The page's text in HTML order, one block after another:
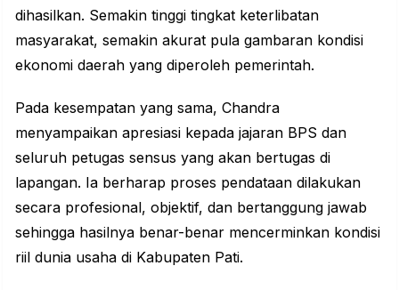
dihasilkan. Semakin tinggi tingkat keterlibatan
masyarakat, semakin akurat pula gambaran kondisi
ekonomi daerah yang diperoleh pemerintah.
Pada kesempatan yang sama, Chandra
menyampaikan apresiasi kepada jajaran BPS dan
seluruh petugas sensus yang akan bertugas di
lapangan. Ia berharap proses pendataan dilakukan
secara profesional, objektif, dan bertanggung jawab
sehingga hasilnya benar-benar mencerminkan kondisi
riil dunia usaha di Kabupaten Pati.